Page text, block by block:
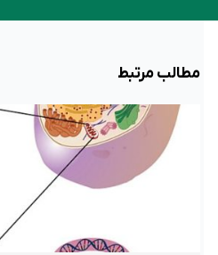
مطالب مرتبط